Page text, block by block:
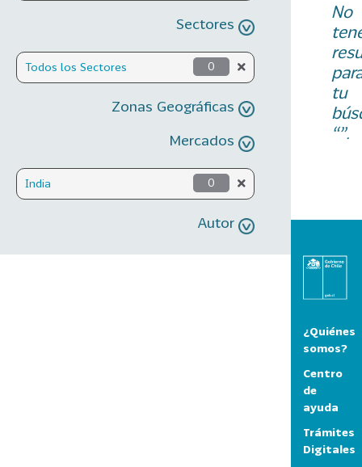
Sectores
Todos los Sectores 0
Zonas Geográficas
Mercados
India 0
Autor
No
tu
“”.
¿Quiénes
somos?
Centro
de
ayuda
Trámites
Digitales